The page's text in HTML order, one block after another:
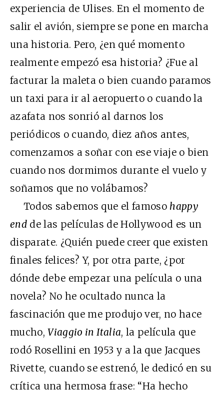
experiencia de Ulises. En el momento de
salir el avión, siempre se pone en marcha
una historia. Pero, ¿en qué momento
realmente empezó esa historia? ¿Fue al
facturar la maleta o bien cuando paramos
un taxi para ir al aeropuerto o cuando la
azafata nos sonrió al darnos los
periódicos o cuando, diez años antes,
comenzamos a soñar con ese viaje o bien
cuando nos dormimos durante el vuelo y
soñamos que no volábamos?
Todos sabemos que el famoso happy
end de las películas de Hollywood es un
disparate. ¿Quién puede creer que existen
finales felices? Y, por otra parte, ¿por
dónde debe empezar una película o una
novela? No he ocultado nunca la
fascinación que me produjo ver, no hace
mucho,Viaggio in Italia, la película que
rodó Rosellini en 1953 y a la que Jacques
Rivette, cuando se estrenó, le dedicó en su
crítica una hermosa frase: “Ha hecho